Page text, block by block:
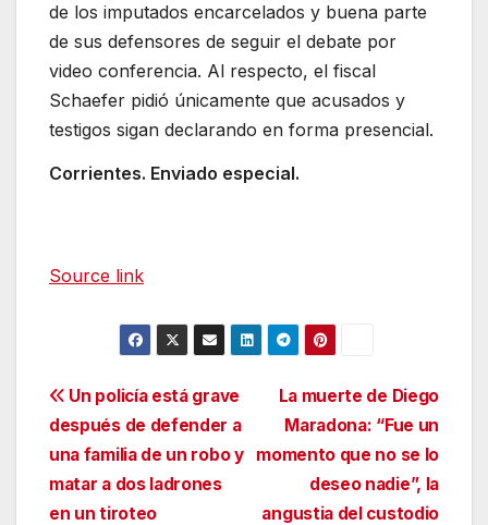
de los imputados encarcelados y buena parte
de sus defensores de seguir el debate por
video conferencia. Al respecto, el fiscal
Schaefer pidió únicamente que acusados y
testigos sigan declarando en forma presencial.
Corrientes. Enviado especial.
Source link
Navegación
de
entradas
La muerte de Diego
Maradona: “Fue un
momento que no se lo
deseo nadie”, la
angustia del custodio
Un policía está grave
después de defender a
una familia de un robo y
matar a dos ladrones
en un tiroteo